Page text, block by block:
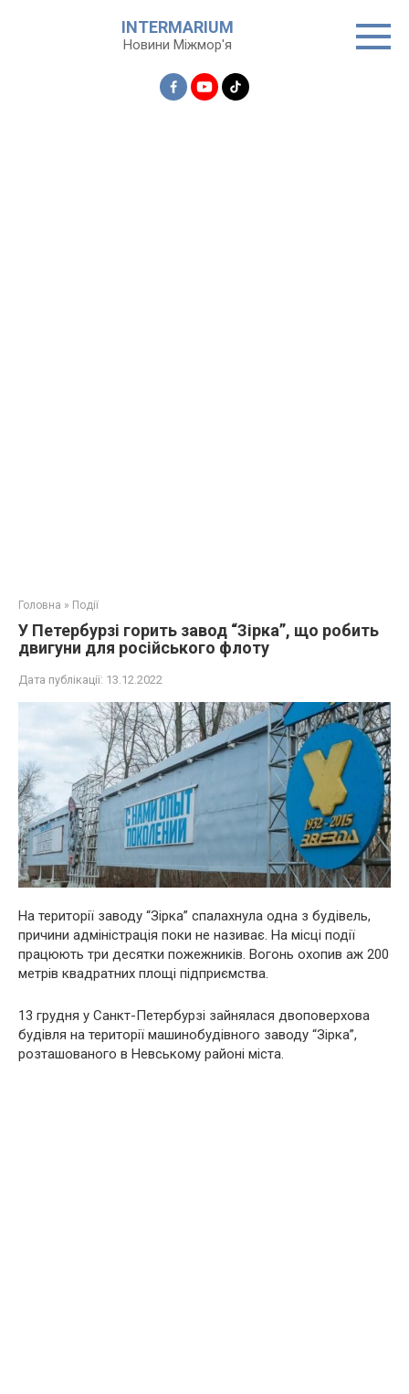
INTERMARIUM
Новини Міжмор'я
Головна » Події
У Петербурзі горить завод “Зірка”, що робить
двигуни для російського флоту
Дата публікації: 13.12.2022
На території заводу “Зірка” спалахнула одна з будівель,
причини адміністрація поки не називає. На місці події
працюють три десятки пожежників. Вогонь охопив аж 200
метрів квадратних площі підприємства.
13 грудня у Санкт-Петербурзі зайнялася двоповерхова
будівля на території машинобудівного заводу “Зірка”,
розташованого в Невському районі міста.